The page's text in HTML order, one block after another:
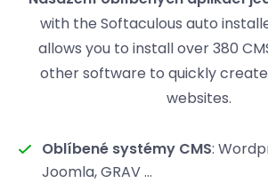
with the Softaculous auto
allows you to install over 380
other software to quickly
websites.
Oblíbené systémy CMS:
Joomla, GRAV ...